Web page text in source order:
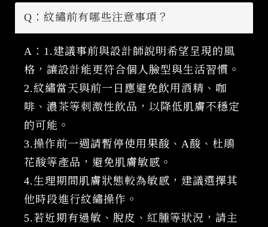
Q：紋繡前有哪些注意事項？
A：1.建議事前與設計師說明希望呈現的風
格，讓設計能更符合個人臉型與生活習慣。
2.紋繡當天與前一日應避免飲用酒精、咖
啡、濃茶等刺激性飲品，以降低肌膚不穩定
的可能。
3.操作前一週請暫停使用果酸、A酸、杜鵑
花酸等產品，避免肌膚敏感。
4.生理期間肌膚狀態較為敏感，建議選擇其
他時段進行紋繡操作。
5.若近期有過敏、脫皮、紅腫等狀況，請主